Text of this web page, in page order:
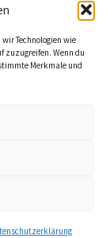
Technologien wie
zuzugreifen. Wenn du
Merkmale und
in schreiben.